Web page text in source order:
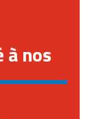
à nos